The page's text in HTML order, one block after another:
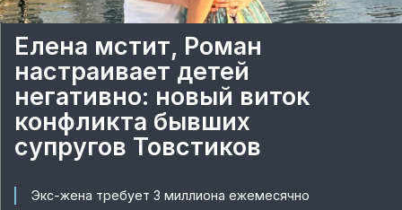
Елена мстит, Роман
настраивает детей
негативно: новый виток
конфликта бывших
супругов Товстиков
Экс-жена требует 3 миллиона ежемесячно